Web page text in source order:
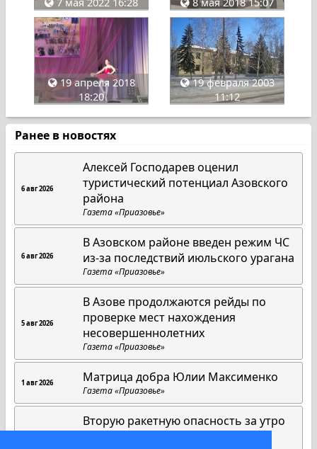
19 апреля 2018
18:20
19 февраля 2003
11:12
Ранее в новостях
6 авг 2026
Алексей Господарев оценил
туристический потенциал Азовского
района
Газета «Приазовье»
6 авг 2026
В Азовском районе введен режим ЧС
из-за последствий июльского урагана
Газета «Приазовье»
5 авг 2026
В Азове продолжаются рейды по
проверке мест нахождения
несовершеннолетних
Газета «Приазовье»
1 авг 2026 Матрица добра Юлии Максименко
Газета «Приазовье»
Вторую ракетную опасность за утро